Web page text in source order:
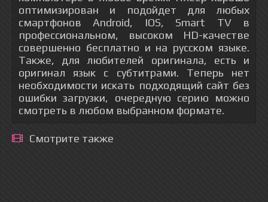
оптимизирован и подойдет для любых
смартфонов Android, IOS, Smart TV в
профессиональном, высоком HD-качестве
совершенно бесплатно и на русском языке.
Также, для любителей оригинала, есть и
оригинал язык с субтитрами. Теперь нет
необходимости искать подходящий сайт без
ошибки загрузки, очередную серию можно
смотреть в любом выбранном формате.
Смотрите также